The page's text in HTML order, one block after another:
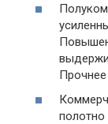
Прочнее